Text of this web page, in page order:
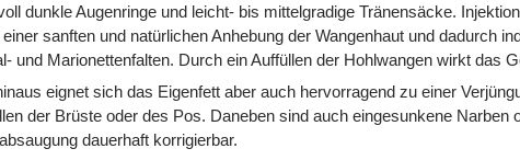
dunkle Augenringe und leicht- bis mittelgradige Tränensäcke.
sanften und natürlichen Anhebung der Wangenhaut und dadurch
und Marionettenfalten. Durch ein Auffüllen der Hohlwangen wirkt das
eignet sich das Eigenfett aber auch hervorragend zu einer
der Brüste oder des Pos. Daneben sind auch eingesunkene Narben
dauerhaft korrigierbar.